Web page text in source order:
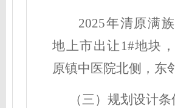
2025年清原满
地上市出让1#地块
原镇中医院北侧 ，东
（三）规划设计条